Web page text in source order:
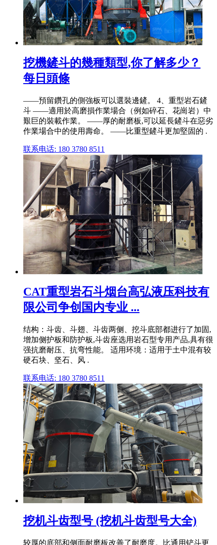
挖機鏟斗的幾種類型,你了解多少？
每日頭條
——預留鑽孔的側強板可以選裝邊鏟。 4、重型岩石鏟
斗 ——適用於高磨損作業場合（例如碎石、花崗岩）中
艱巨的裝載作業。 ——厚的耐磨板,可以延長鏟斗在惡劣
作業場合中的使用壽命。 ——比重型鏟斗更加堅固的 .
联系电话: 180 3780 8511
CAT重型岩石斗烟台高弘液压科技有
限公司争创国内专业 ...
结构：斗齿、斗翅、斗齿两侧、挖斗底部都进行了加固,
增加侧护板和防护板,斗齿座选用岩石型专用产品,具有很
强抗磨耐压、抗弯性能。 适用环境：适用于土中混有较
硬石块、坚石、风 .
联系电话: 180 3780 8511
挖机斗齿型号 (挖机斗齿型号大全)
较厚的底部和侧面耐磨板改善了耐磨度。比通用铲斗更